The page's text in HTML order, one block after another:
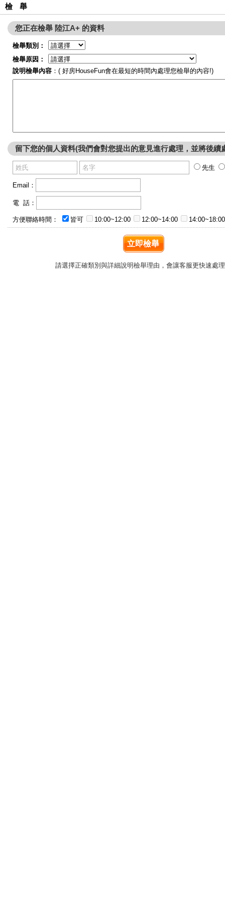
檢 舉
您正在檢舉 陸江A+ 的資料
檢舉類別：
檢舉原因：
說明檢舉內容 ：( 好房HouseFun會在最短的時間內處理您檢舉的內容!)
留下您的個人資料(我們會對您提出的意見進行處理，並將後續
先生
Email：
電 話：
方便聯絡時間： 皆可 10:00~12:00 12:00~14:00 14:00~18:00
立即檢舉
請選擇正確類別與詳細說明檢舉理由，會讓客服更快速處